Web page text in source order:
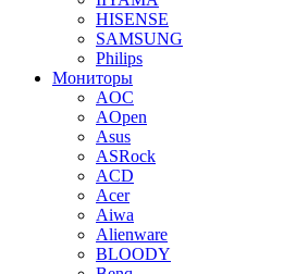
HISENSE
SAMSUNG
Philips
Мониторы
AOC
AOpen
Asus
ASRock
ACD
Acer
Aiwa
Alienware
BLOODY